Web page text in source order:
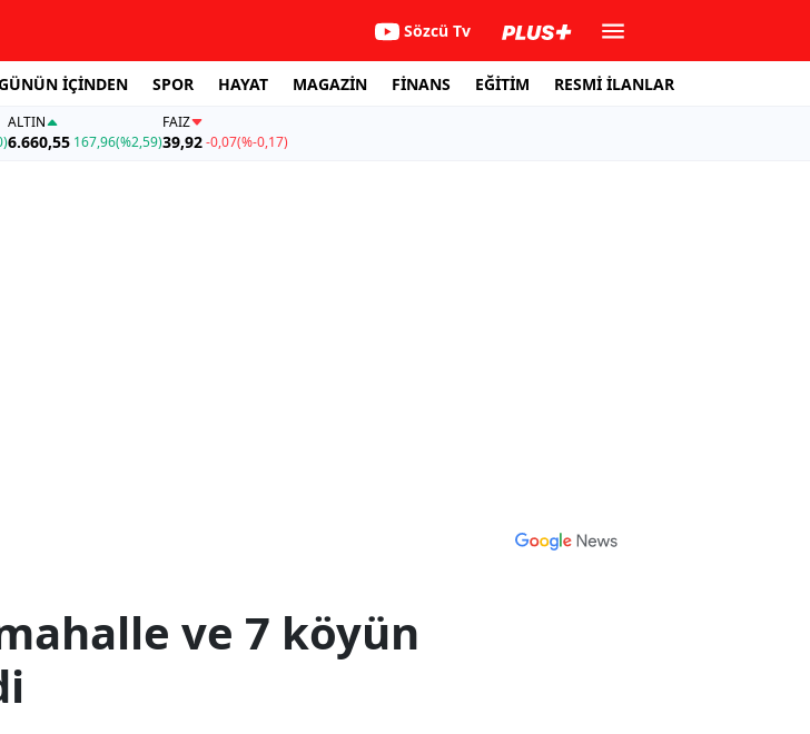
Sözcü Tv
İÇİNDEN SPOR HAYAT MAGAZİN FİNANS EĞİTİM RESMİ İLANLAR
ALTIN
6.660,55 167,96(%2,59)
FAİZ
39,92-0,07(%-0,17)
ve 7 köyün